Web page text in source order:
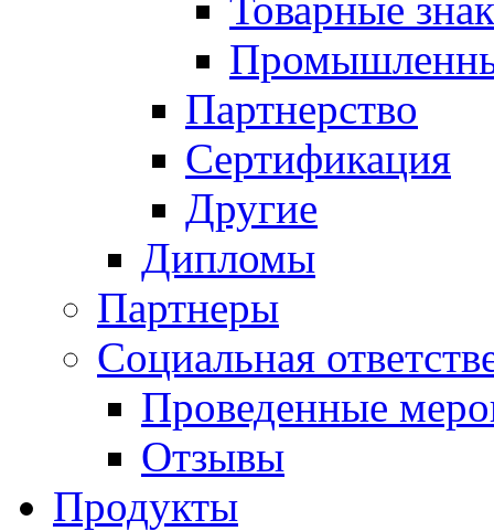
Партнерство
Сертификация
Другие
Дипломы
Партнеры
Социальная
Проведенные
Отзывы
Продукты